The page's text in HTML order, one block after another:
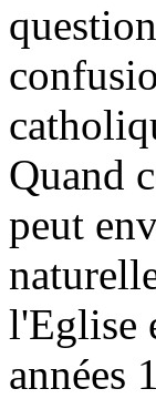
Quand
peut
l'Eglise
années